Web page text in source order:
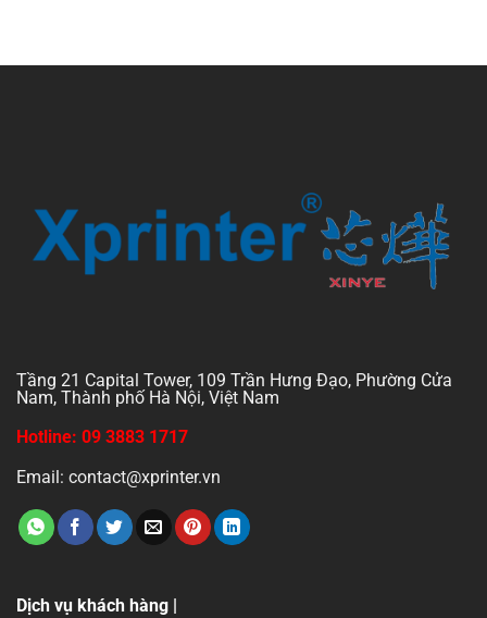
Tầng 21 Capital Tower, 109 Trần Hưng Đạo, Phường Cửa
Nam, Thành phố Hà Nội, Việt Nam
Hotline: 09 3883 1717
Email: contact@xprinter.vn
Dịch vụ khách hàng |